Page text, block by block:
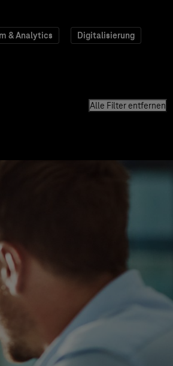
& Analytics Digitalisierung
Alle Filter entfernen